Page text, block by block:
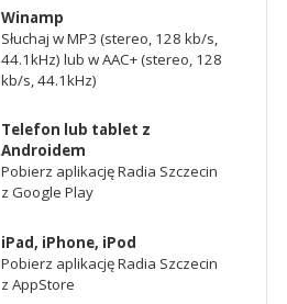
Winamp
Słuchaj w MP3 (stereo, 128 kb/s,
44.1kHz) lub w AAC+ (stereo, 128
kb/s, 44.1kHz)
Telefon lub tablet z
Androidem
Pobierz aplikację Radia Szczecin
z Google Play
iPad, iPhone, iPod
Pobierz aplikację Radia Szczecin
z AppStore